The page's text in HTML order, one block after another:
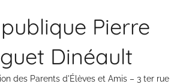
Pierre
Dinéault
des Parents d'Élèves et Amis – 3 ter rue